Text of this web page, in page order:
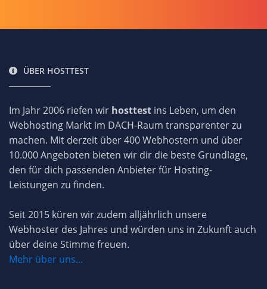
ÜBER HOSTTEST
Im Jahr 2006 riefen wir hosttest ins Leben, um den
Webhosting Markt im DACH-Raum transparenter zu
machen. Mit derzeit über 400 Webhostern und über
10.000 Angeboten bieten wir dir die beste Grundlage,
den für dich passenden Anbieter für Hosting-
Leistungen zu finden.
Seit 2015 küren wir zudem alljährlich unsere
Webhoster des Jahres und würden uns in Zukunft auch
über deine Stimme freuen.
Mehr über uns...